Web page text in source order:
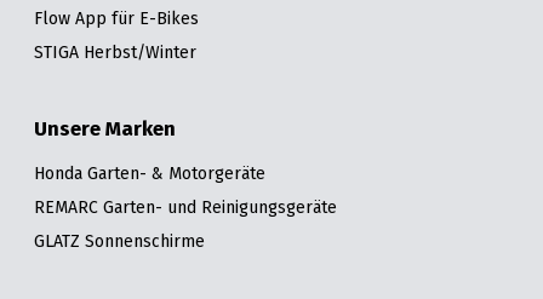
Flow App für E-Bikes
STIGA Herbst/Winter
Unsere Marken
Honda Garten- & Motorgeräte
REMARC Garten- und Reinigungsgeräte
GLATZ Sonnenschirme